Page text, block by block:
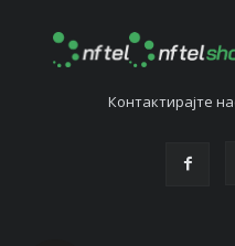
Контактирајтe